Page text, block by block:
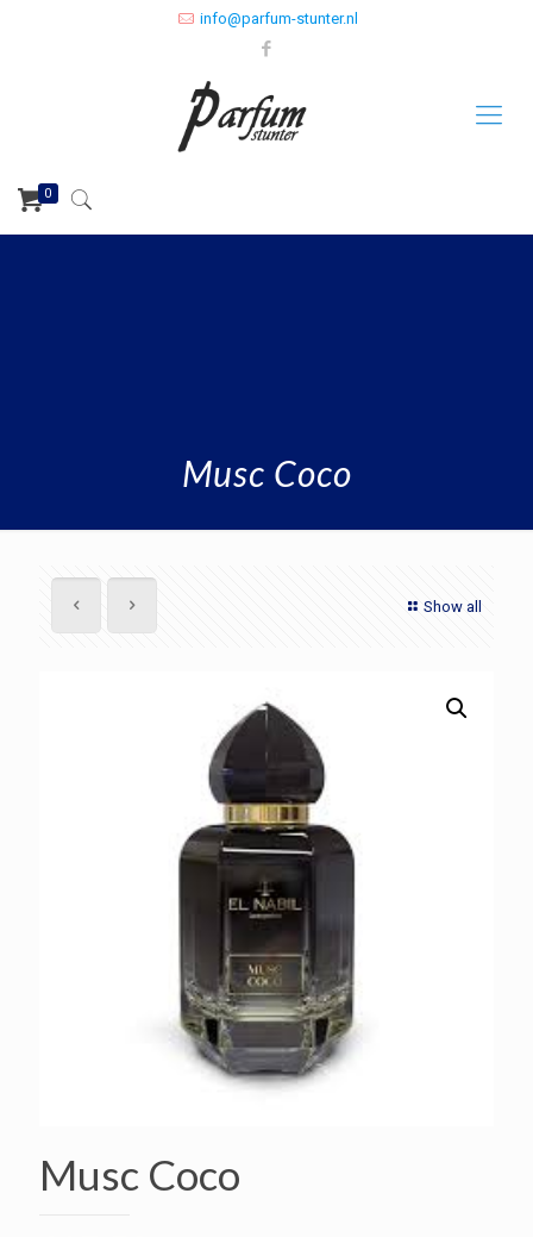
info@parfum-stunter.nl
0
Musc Coco
Show all
Musc Coco